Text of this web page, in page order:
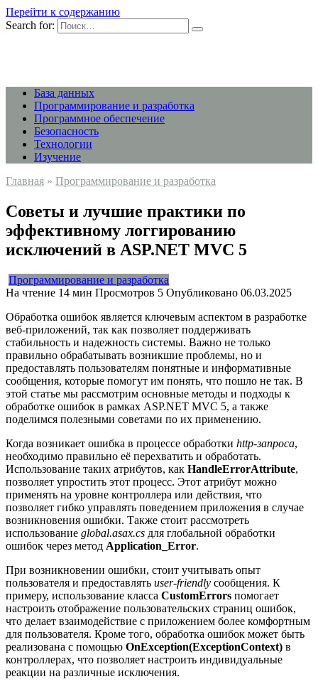
Перейти к содержанию
Search for:
База данных
Программирование и разработка
Программное обеспечение
Безопасность
Технологии
Изучение
Главная » Программирование и разработка
Советы и лучшие практики по
эффективному логгированию
исключений в ASP.NET MVC 5
Программирование и разработка
На чтение 14 мин Просмотров 5 Опубликовано 06.03.2025
Обработка ошибок является ключевым аспектом в разработке
веб-приложений, так как позволяет поддерживать
стабильность и надежность системы. Важно не только
правильно обрабатывать возникшие проблемы, но и
предоставлять пользователям понятные и информативные
сообщения, которые помогут им понять, что пошло не так. В
этой статье мы рассмотрим основные методы и подходы к
обработке ошибок в рамках ASP.NET MVC 5, а также
поделимся полезными советами по их применению.
Когда возникает ошибка в процессе обработки http-запроса,
необходимо правильно её перехватить и обработать.
Использование таких атрибутов, как HandleErrorAttribute,
позволяет упростить этот процесс. Этот атрибут можно
применять на уровне контроллера или действия, что
позволяет гибко управлять поведением приложения в случае
возникновения ошибки. Также стоит рассмотреть
использование global.asax.cs для глобальной обработки
ошибок через метод Application_Error.
При возникновении ошибки, стоит учитывать опыт
пользователя и предоставлять user-friendly сообщения. К
примеру, использование класса CustomErrors помогает
настроить отображение пользовательских страниц ошибок,
что делает взаимодействие с приложением более комфортным
для пользователя. Кроме того, обработка ошибок может быть
реализована с помощью OnException(ExceptionContext) в
контроллерах, что позволяет настроить индивидуальные
реакции на различные исключения.